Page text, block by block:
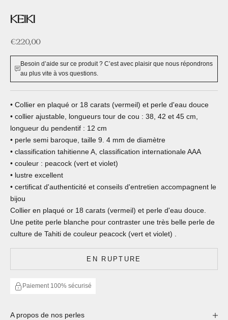
KEIKI
Prix de vente
€220,00
Besoin d’aide sur ce produit ? C’est avec plaisir que nous répondrons
au plus vite à vos questions.
• Collier en plaqué or 18 carats (vermeil) et perle d'eau douce
• collier ajustable, longueurs tour de cou : 38, 42 et 45 cm,
longueur du pendentif : 12 cm
• perle semi baroque, taille 9. 4 mm de diamètre
• classification tahitienne A, classification internationale AAA
• couleur : peacock (vert et violet)
• lustre excellent
• certificat d'authenticité et conseils d'entretien accompagnent le
bijou
Collier en plaqué or 18 carats (vermeil) et perle d'eau douce.
Une petite perle blanche pour contraster une très belle perle de
culture de Tahiti de couleur peacock (vert et violet) .
EN RUPTURE
Paiement 100% sécurisé
A propos de nos perles